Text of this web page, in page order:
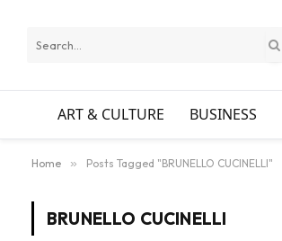
ART & CULTURE BUSINESS
Home » Posts Tagged "BRUNELLO CUCINELLI"
BRUNELLO CUCINELLI